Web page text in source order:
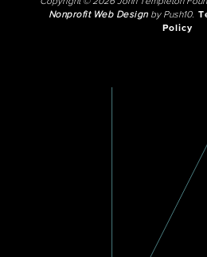
Nonprofit Web Designby Push10.
Policy